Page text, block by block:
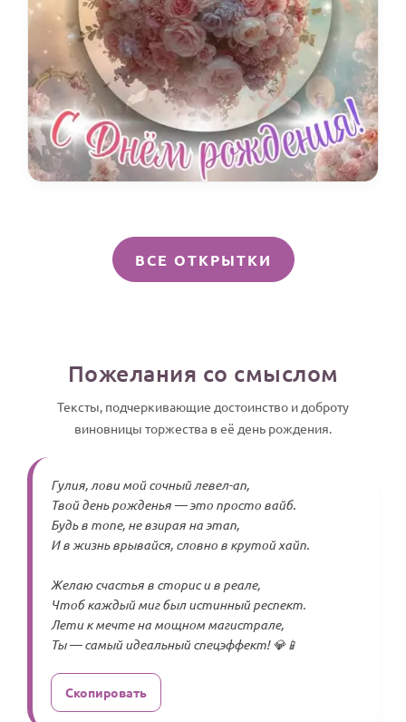
ВСЕ ОТКРЫТКИ
Пожелания со смыслом
Тексты, подчеркивающие достоинство и доброту
виновницы торжества в её день рождения.
Гулия, лови мой сочный левел-ап,
Твой день рожденья — это просто вайб.
Будь в топе, не взирая на этап,
И в жизнь врывайся, словно в крутой хайп.
Желаю счастья в сторис и в реале,
Чтоб каждый миг был истинный респект.
Лети к мечте на мощном магистрале,
Ты — самый идеальный спецэффект! 💎📱
Скопировать